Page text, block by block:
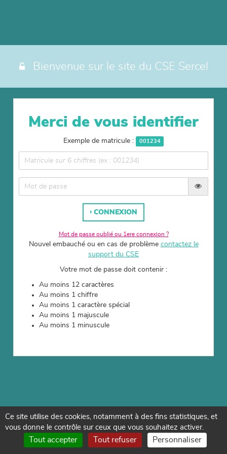
Bienvenue sur le site du CSE Sercel
Merci de vous identifier
Exemple de matricule : 001234
CONNEXION
Mot de passe oublié ou 1ere connexion ?
Nouvel embauché ou en cas de problème contactez le
support du CSE
Votre mot de passe doit contenir :
Au moins 12 caractères
Au moins 1 chiffre
Au moins 1 caractère spécial
Au moins 1 majuscule
Au moins 1 minuscule
Ce site utilise des cookies, notamment à des fins statistiques, et
vous donne le contrôle sur ceux que vous souhaitez activer.
Tout accepter Tout refuser Personnaliser